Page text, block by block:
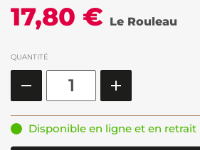
17,80 € Le Rouleau
QUANTITÉ
Disponible en ligne et en retrait